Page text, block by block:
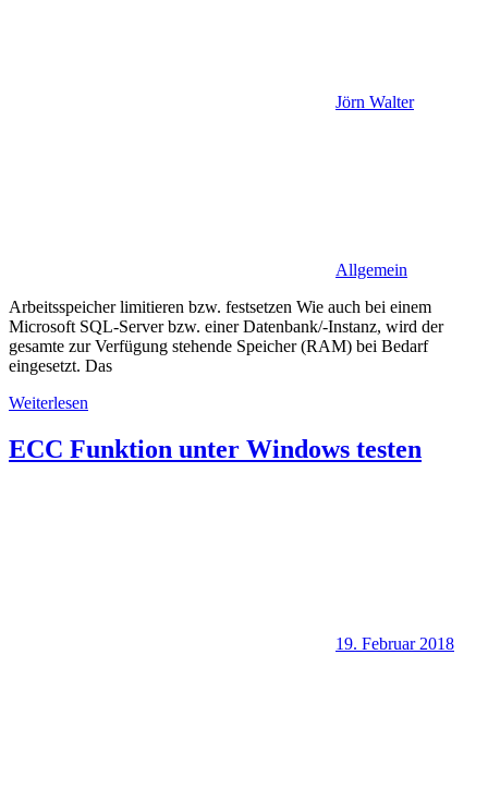
Jörn Walter
Allgemein
Arbeitsspeicher limitieren bzw. festsetzen Wie auch bei einem
Microsoft SQL-Server bzw. einer Datenbank/-Instanz, wird der
gesamte zur Verfügung stehende Speicher (RAM) bei Bedarf
eingesetzt. Das
Weiterlesen
ECC Funktion unter Windows testen
19. Februar 2018